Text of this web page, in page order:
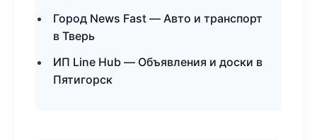
Город News Fast — Авто и транспорт
в Тверь
ИП Line Hub — Объявления и доски в
Пятигорск